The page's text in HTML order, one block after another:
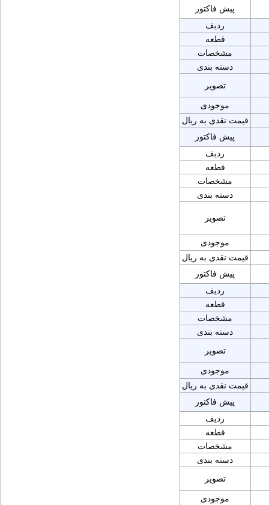
پیش فاکتور
ردیف
قطعه
مشخصات
دسته بندی
تصویر
موجودی
قیمت نقدی به ریال
پیش فاکتور
ردیف
قطعه
مشخصات
دسته بندی
تصویر
موجودی
قیمت نقدی به ریال
پیش فاکتور
ردیف
قطعه
مشخصات
دسته بندی
تصویر
موجودی
قیمت نقدی به ریال
پیش فاکتور
ردیف
قطعه
مشخصات
دسته بندی
تصویر
موجودی